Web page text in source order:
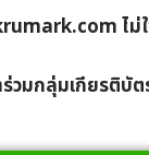
ไม่
ร่วมกลุ่มเกียรติบั